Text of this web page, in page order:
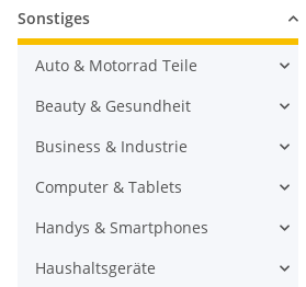
Sonstiges
Auto & Motorrad Teile
Beauty & Gesundheit
Business & Industrie
Computer & Tablets
Handys & Smartphones
Haushaltsgeräte